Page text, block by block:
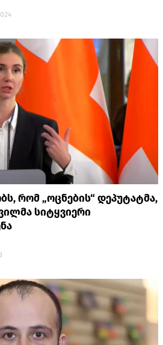
რომ „ოცნების“ დეპუტატმა,
სიტყვიერი